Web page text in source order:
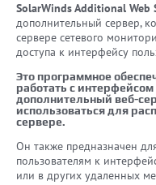
SolarWinds Additional Web
дополнительный сервер,
сервере сетевого
доступа к интерфейсу
Это программное
работать с
дополнительный веб-
использоваться для
сервере.
Он также предназначен
пользователям к
или в других удаленных